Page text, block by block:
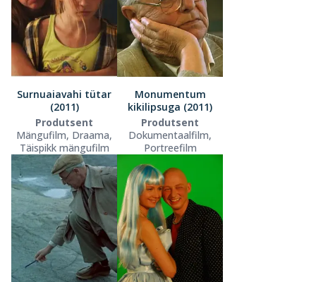
Surnuaiavahi tütar
(2011)
Produtsent
Mängufilm, Draama,
Täispikk mängufilm
Monumentum
kikilipsuga (2011)
Produtsent
Dokumentaalfilm,
Portreefilm